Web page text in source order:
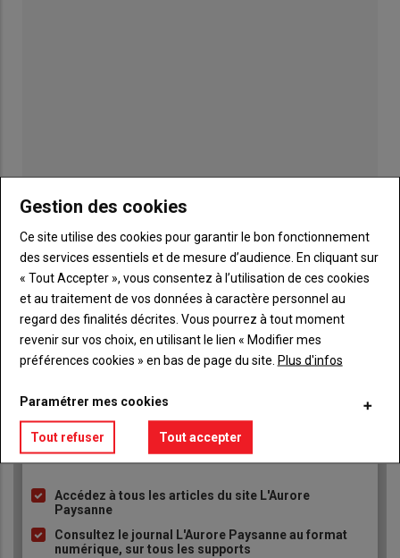
Publicité
TITRE JE M'ABONNE
Body A partir de 93€
JE M'ABONNE
Liste
puce
Accédez à tous les articles du site L'Aurore
Paysanne
Consultez le journal L'Aurore Paysanne au format
numérique, sur tous les supports
Gestion des cookies
Ce site utilise des cookies pour garantir le bon fonctionnement
des services essentiels et de mesure d’audience. En cliquant sur
« Tout Accepter », vous consentez à l’utilisation de ces cookies
et au traitement de vos données à caractère personnel au
regard des finalités décrites. Vous pourrez à tout moment
revenir sur vos choix, en utilisant le lien « Modifier mes
préférences cookies » en bas de page du site. Plus d'infos
Paramétrer mes cookies
Tout refuser Tout accepter